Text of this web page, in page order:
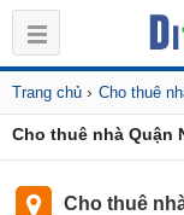
Trang chủ › Cho thuê
Cho thuê nhà Quận
Cho thuê